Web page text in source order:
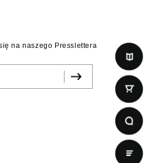
na naszego Presslettera